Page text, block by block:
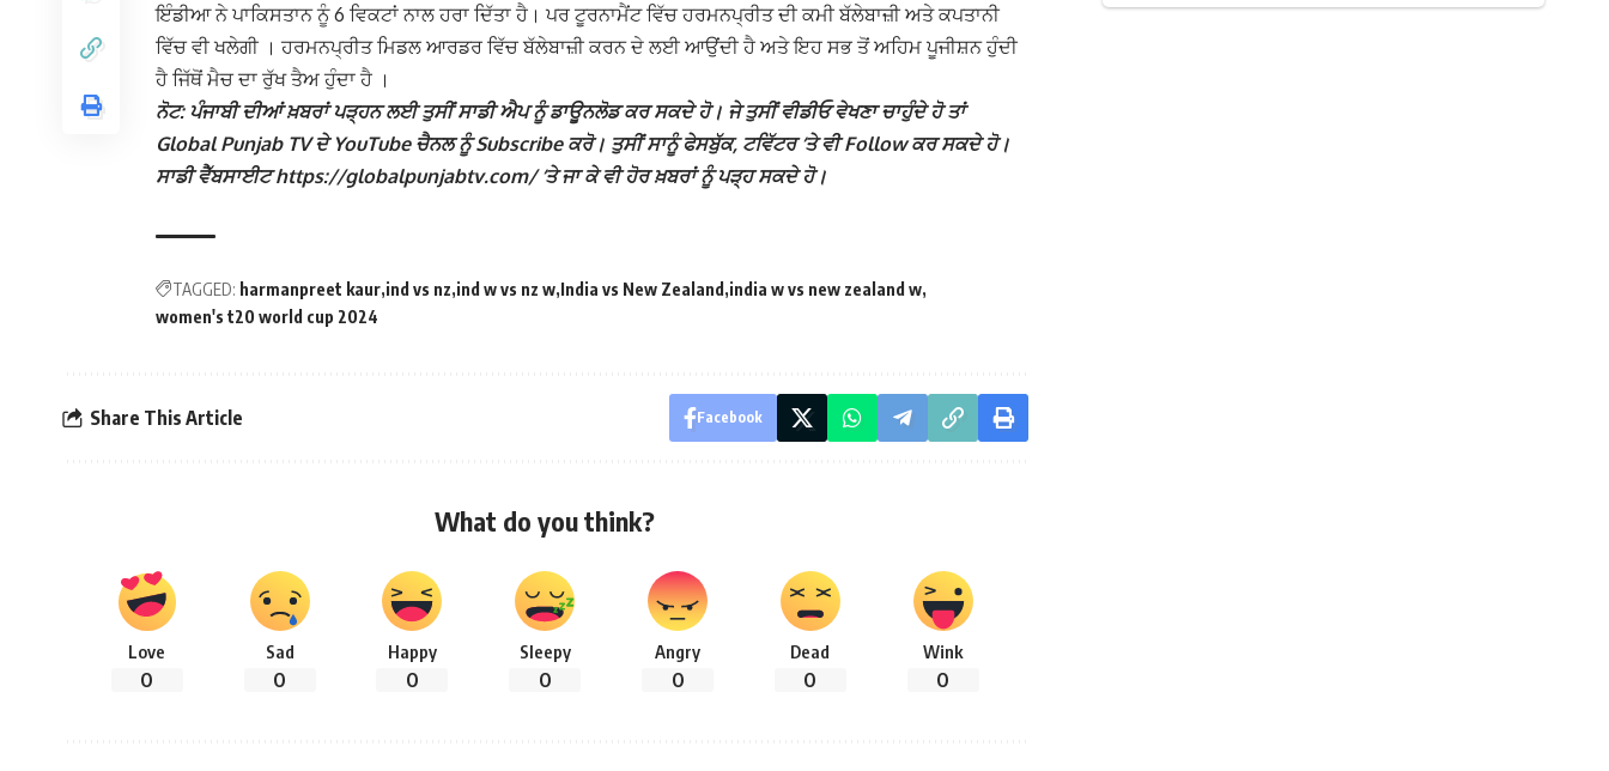
ਇੰਡੀਆ ਨੇ ਪਾਕਿਸਤਾਨ ਨੂੰ 6 ਵਿਕਟਾਂ ਨਾਲ ਹਰਾ ਦਿੱਤਾ ਹੈ। ਪਰ ਟੂਰਨਾਮੈਂਟ ਵਿੱਚ ਹਰਮਨਪ੍ਰੀਤ ਦੀ ਕਮੀ ਬੱਲੇਬਾਜ਼ੀ ਅਤੇ ਕਪਤਾਨੀ
ਵਿੱਚ ਵੀ ਖਲੇਗੀ । ਹਰਮਨਪ੍ਰੀਤ ਮਿਡਲ ਆਰਡਰ ਵਿੱਚ ਬੱਲੇਬਾਜ਼ੀ ਕਰਨ ਦੇ ਲਈ ਆਉਂਦੀ ਹੈ ਅਤੇ ਇਹ ਸਭ ਤੋਂ ਅਹਿਮ ਪੂਜੀਸ਼ਨ ਹੁੰਦੀ
ਹੈ ਜਿੱਥੋਂ ਮੈਚ ਦਾ ਰੁੱਖ ਤੈਅ ਹੁੰਦਾ ਹੈ ।
ਨੋਟ: ਪੰਜਾਬੀ ਦੀਆਂ ਖ਼ਬਰਾਂ ਪੜ੍ਹਨ ਲਈ ਤੁਸੀਂ ਸਾਡੀ ਐਪ ਨੂੰ ਡਾਊਨਲੋਡ ਕਰ ਸਕਦੇ ਹੋ। ਜੇ ਤੁਸੀਂ ਵੀਡੀਓ ਵੇਖਣਾ ਚਾਹੁੰਦੇ ਹੋ ਤਾਂ
Global Punjab TV ਦੇ YouTube ਚੈਨਲ ਨੂੰ Subscribe ਕਰੋ। ਤੁਸੀਂ ਸਾਨੂੰ ਫੇਸਬੁੱਕ, ਟਵਿੱਟਰ ‘ਤੇ ਵੀ Follow ਕਰ ਸਕਦੇ ਹੋ।
ਸਾਡੀ ਵੈੱਬਸਾਈਟ https://globalpunjabtv.com/ ‘ਤੇ ਜਾ ਕੇ ਵੀ ਹੋਰ ਖ਼ਬਰਾਂ ਨੂੰ ਪੜ੍ਹ ਸਕਦੇ ਹੋ।
TAGGED: harmanpreet kaur ind vs nz ind w vs nz w India vs New Zealand india w vs new zealand w
women's t20 world cup 2024
Share This Article Facebook
What do you think?
Love
0
Sad
0
Happy
0
Sleepy
0
Angry
0
Dead
0
Wink
0